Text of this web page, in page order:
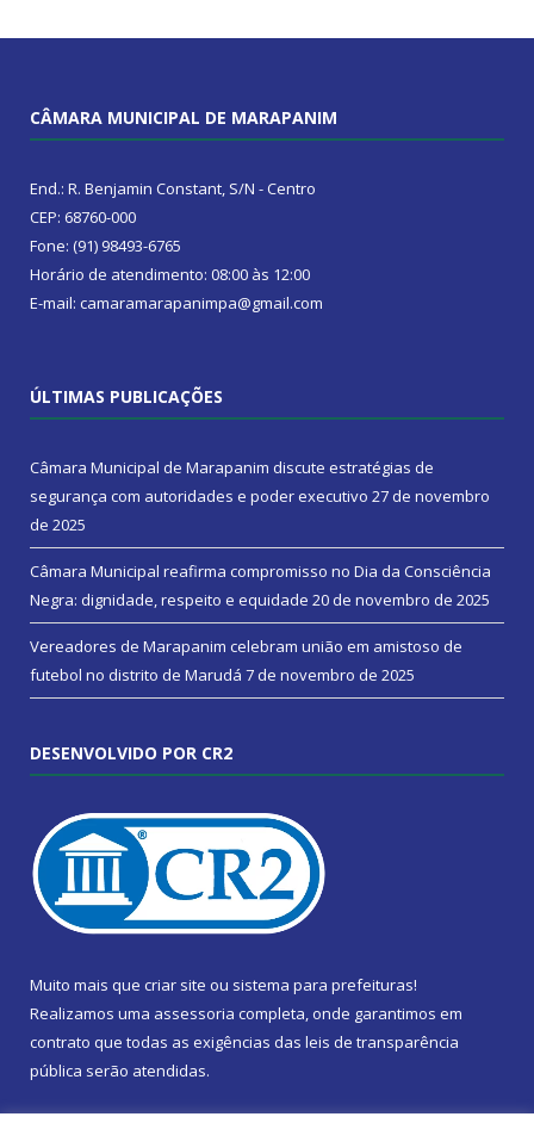
CÂMARA MUNICIPAL DE MARAPANIM
End.: R. Benjamin Constant, S/N - Centro
CEP: 68760-000
Fone: (91) 98493-6765
Horário de atendimento: 08:00 às 12:00
E-mail: camaramarapanimpa@gmail.com
ÚLTIMAS PUBLICAÇÕES
Câmara Municipal de Marapanim discute estratégias de
segurança com autoridades e poder executivo 27 de novembro
de 2025
Câmara Municipal reafirma compromisso no Dia da Consciência
Negra: dignidade, respeito e equidade 20 de novembro de 2025
Vereadores de Marapanim celebram união em amistoso de
futebol no distrito de Marudá 7 de novembro de 2025
DESENVOLVIDO POR CR2
Muito mais que criar site ou sistema para prefeituras!
Realizamos uma assessoria completa, onde garantimos em
contrato que todas as exigências das leis de transparência
pública serão atendidas.